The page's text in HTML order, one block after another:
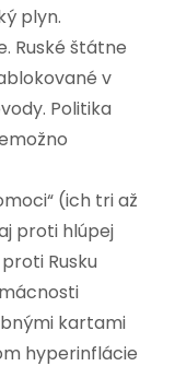
plyn.
Ruské štátne
v
Politika
(ich tri až
proti hlúpej
Rusku
kartami
hyperinflácie